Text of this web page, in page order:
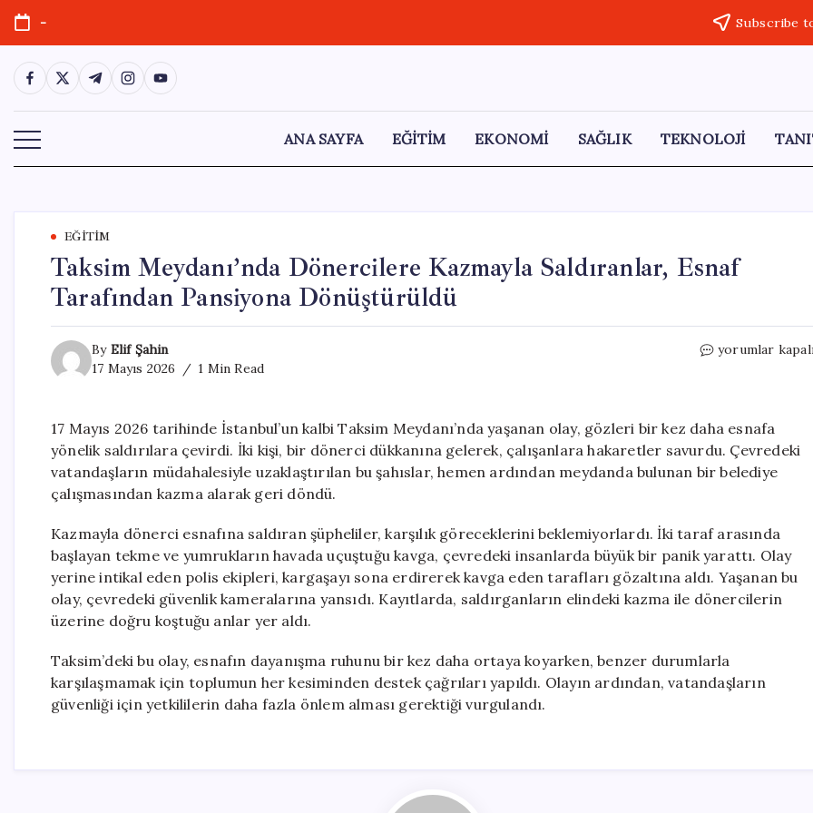
Skip
content
- Subscribe
https://www.facebook.com/
https://twitter.com/
https://t.me/
https://www.instagram.com/
https://youtube.com/
ANA SAYFA EĞİTİM EKONOMİ SAĞLIK TEKNOLOJİ
EĞITIM
Taksim Meydanı’nda Dönercilere Kazmayla Saldıranlar, Esnaf
Tarafından Pansiyona Dönüştürüldü
By Elif Şahin
17 Mayıs 2026
1 Min Read
Taksim
Saldıranlar,
Esnaf
Tarafından
Pansiyona
yorumlar
17 Mayıs 2026 tarihinde İstanbul’un kalbi Taksim Meydanı’nda yaşanan olay, gözleri bir kez daha esnafa
yönelik saldırılara çevirdi. İki kişi, bir dönerci dükkanına gelerek, çalışanlara hakaretler savurdu. Çevredeki
vatandaşların müdahalesiyle uzaklaştırılan bu şahıslar, hemen ardından meydanda bulunan bir belediye
çalışmasından kazma alarak geri döndü.
Kazmayla dönerci esnafına saldıran şüpheliler, karşılık göreceklerini beklemiyorlardı. İki taraf arasında
başlayan tekme ve yumrukların havada uçuştuğu kavga, çevredeki insanlarda büyük bir panik yarattı. Olay
yerine intikal eden polis ekipleri, kargaşayı sona erdirerek kavga eden tarafları gözaltına aldı. Yaşanan bu
olay, çevredeki güvenlik kameralarına yansıdı. Kayıtlarda, saldırganların elindeki kazma ile dönercilerin
üzerine doğru koştuğu anlar yer aldı.
Taksim’deki bu olay, esnafın dayanışma ruhunu bir kez daha ortaya koyarken, benzer durumlarla
karşılaşmamak için toplumun her kesiminden destek çağrıları yapıldı. Olayın ardından, vatandaşların
güvenliği için yetkililerin daha fazla önlem alması gerektiği vurgulandı.